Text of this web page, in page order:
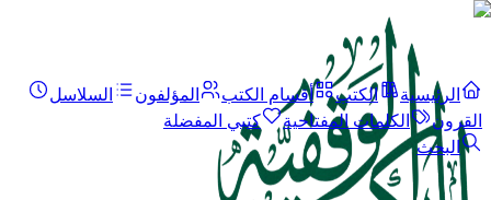
الرئيسية الكتب أقسام الكتب المؤلفون
السلاسل
القرون
الكلمات المفتاحية
كتبي المفضلة
البحث